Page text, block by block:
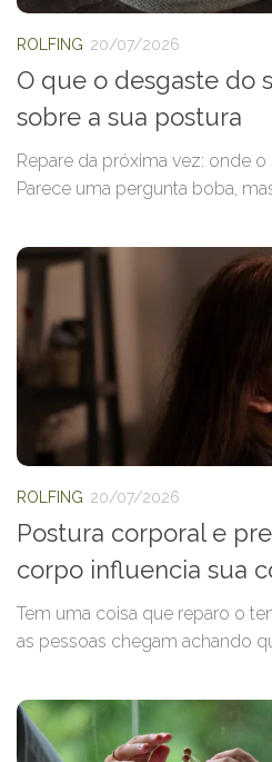
ROLFING 20/07/2026
O que o desgaste do
sobre a sua postura
Repare da próxima vez: onde
Parece uma pergunta boba,
ROLFING 20/07/2026
Postura corporal e
corpo influencia sua
Tem uma coisa que reparo o
as pessoas chegam achando